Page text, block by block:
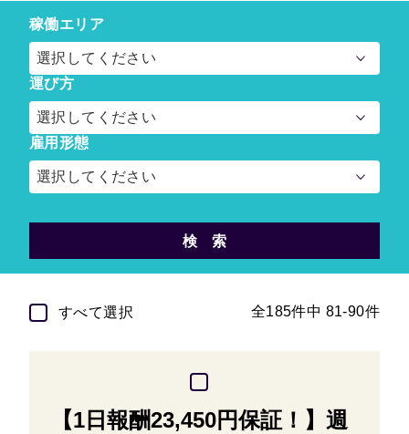
稼働エリア
選択してください
運び方
選択してください
雇用形態
選択してください
すべて選択 全185件中 81-90件
【1日報酬23,450円保証！】週